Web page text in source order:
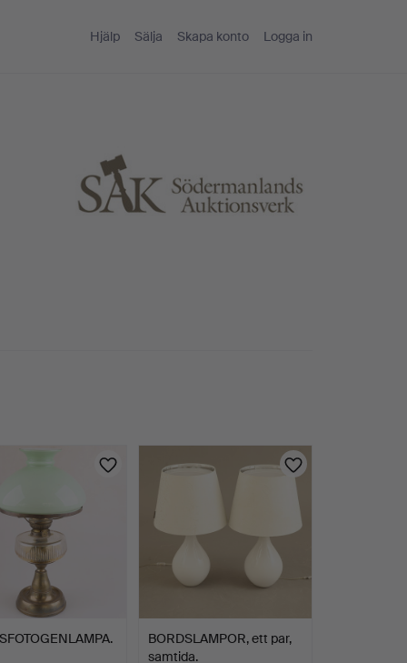
Hjälp Sälja Skapa konto Logga in
BORDSLAMPOR, ett par,
samtida.